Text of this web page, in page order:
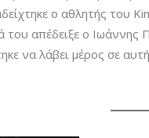
ο αθλητής του
του απέδειξε ο Ιωάννης
να λάβει μέρος σε